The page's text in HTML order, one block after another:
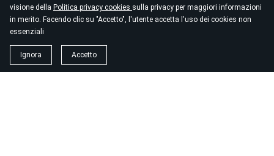
visione della Politica privacy cookies sulla privacy per maggiori informazioni
in merito. Facendo clic su "Accetto", l'utente accetta l'uso dei cookies non
essenziali
Ignora Accetto